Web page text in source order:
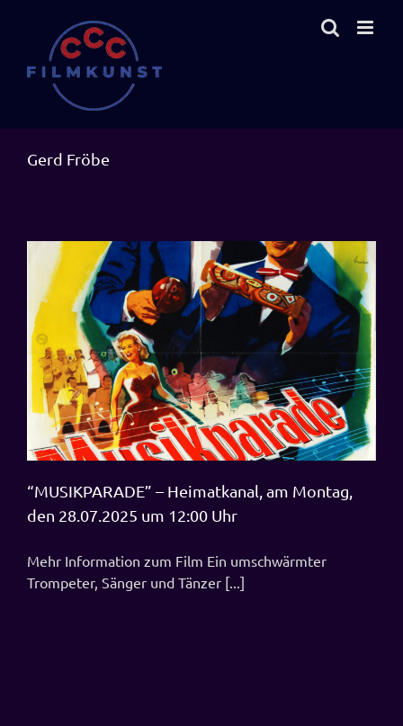
springen
Gerd Fröbe
“MUSIKPARADE” – Heimatkanal, am Montag,
den 28.07.2025 um 12:00 Uhr
Mehr Information zum Film Ein umschwärmter
Trompeter, Sänger und Tänzer [...]